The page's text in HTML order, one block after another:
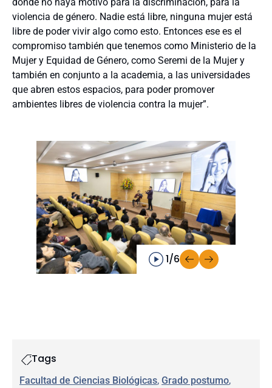
violencia de género. Nadie está libre, ninguna mujer está
libre de poder vivir algo como esto. Entonces ese es el
compromiso también que tenemos como Ministerio de la
Mujer y Equidad de Género, como Seremi de la Mujer y
también en conjunto a la academia, a las universidades
que abren estos espacios, para poder promover
ambientes libres de violencia contra la mujer”.
1/6
Tags
Facultad de Ciencias Biológicas, Grado postumo